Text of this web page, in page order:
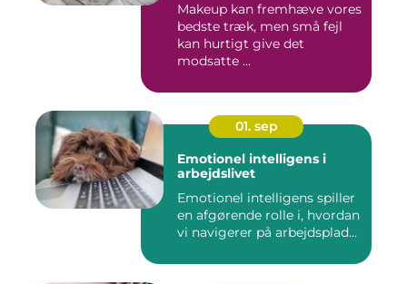
Makeup kan fremhæve vores
bedste træk, men små fejl
kan hurtigt give det
modsatte ...
01. sep
Emotionel intelligens i
arbejdslivet
Emotionel intelligens spiller
en afgørende rolle i, hvordan
vi navigerer på arbejdsplad...